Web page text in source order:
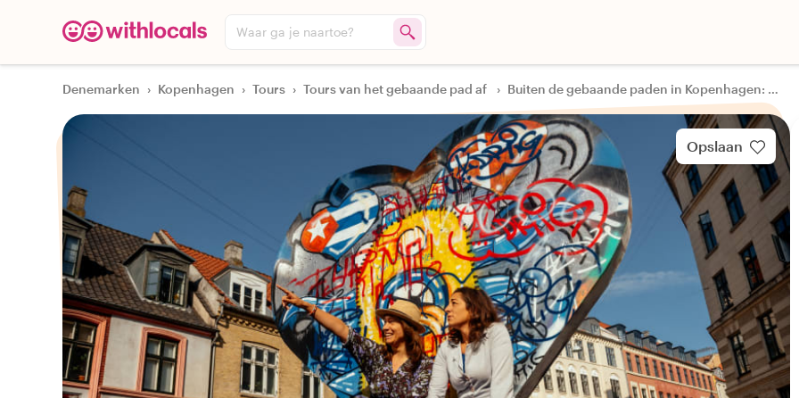
Waar ga je naartoe?
Denemarken › Kopenhagen › Tours › Tours van het gebaande pad af › Buiten de gebaande paden in Kopenhagen: Vesterbro Tour
Opslaan